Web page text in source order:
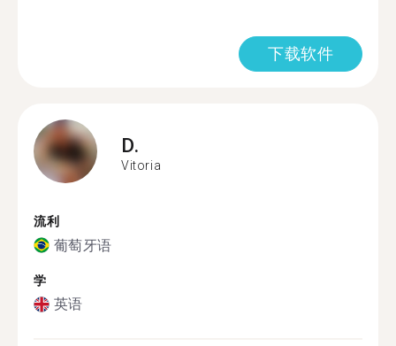
下载软件
D.
Vitoria
流利
葡萄牙语
学
英语